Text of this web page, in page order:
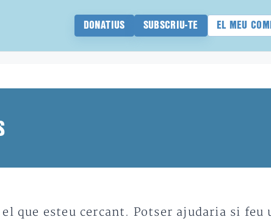
DONATIUS SUBSCRIU-TE EL MEU
que esteu cercant. Potser ajudaria si feu